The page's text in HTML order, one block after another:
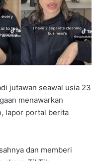
jutawan seawal usia 23
menawarkan
lapor portal berita
dan memberi